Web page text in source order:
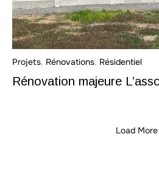
Projets, Rénovations, Résidentiel
Rénovation majeure
Load More